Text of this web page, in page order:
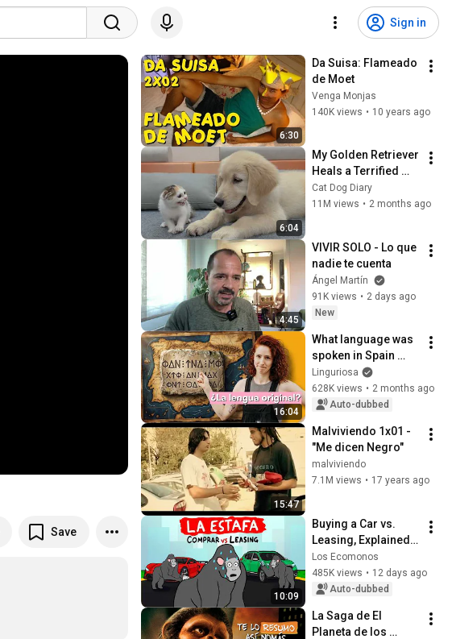
Sign in
Save
6:30
Da Suisa: Flameado
de Moet
Venga Monjas
140K views • 10 years ago
6:04
My Golden Retriever
Heals a Terrified
Rescue Kitten in
Just 3 Meetings!
Cat Dog Diary
11M views • 2 months ago
4:45
VIVIR SOLO - Lo que
nadie te cuenta
Ángel Martín
91K views • 2 days ago
New
16:04
What language was
spoken in Spain
before the Romans?
Linguriosa
628K views • 2 months ago
Auto-dubbed
15:47
Malviviendo 1x01 -
"Me dicen Negro"
malviviendo
7.1M views • 17 years ago
10:09
Buying a Car vs.
Leasing, Explained
with Bananas
Los Ecomonos
485K views • 12 days ago
Auto-dubbed
La Saga de El
Planeta de los